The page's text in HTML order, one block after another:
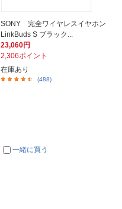
SONY 完全ワイヤレスイヤホン
LinkBuds S ブラック...
23,060円
2,306ポイント
在庫あり
(488)
一緒に買う